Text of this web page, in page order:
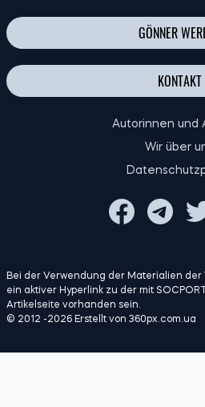
GÖNNER
KONTAKT
Autorinnen und
Wir über
Bei der Verwendung der Materialien der
ein aktiver Hyperlink zu der mit
Artikelseite vorhanden sein.
© 2012 -2026 Erstellt von 360px.com.ua